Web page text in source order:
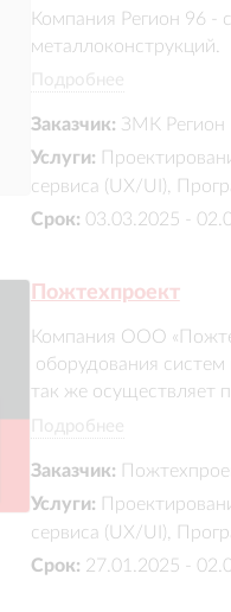
Компания Регион 96 -
металлоконструкций.
подробную
навигацию для
Подробнее
Заказчик: ЗМК Регион
Услуги:
сервиса (UX/UI),
Срок: 03.03.2025 -
Пожтехпроект
Компания ООО
оборудования
так же осуществляет
Что было сделано:
Уникальный дизайн
Подробнее
Заказчик:
Услуги:
сервиса (UX/UI),
Срок: 27.01.2025 -